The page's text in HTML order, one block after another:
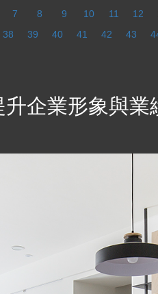
7 8 9 10 11 12
38 39 40 41 42 43
企業形象與業